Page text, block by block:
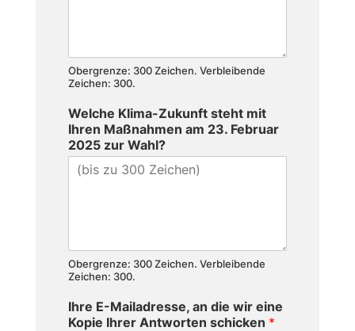
Obergrenze: 300 Zeichen. Verbleibende
Zeichen: 300.
Welche Klima-Zukunft steht mit
Ihren Maßnahmen am 23. Februar
2025 zur Wahl?
Obergrenze: 300 Zeichen. Verbleibende
Zeichen: 300.
Ihre E-Mailadresse, an die wir eine
Kopie Ihrer Antworten schicken *